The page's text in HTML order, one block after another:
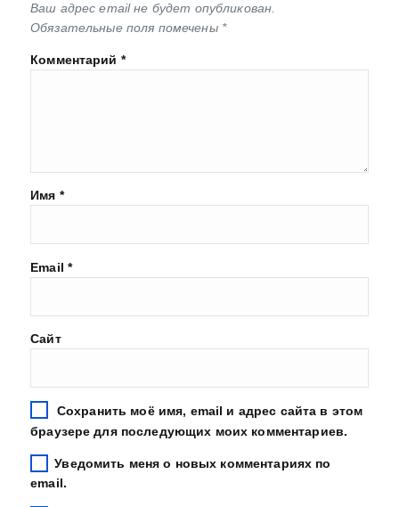
Ваш адрес email не будет опубликован.
Обязательные поля помечены *
Комментарий *
Имя *
Email *
Сайт
Сохранить моё имя, email и адрес сайта в этом
браузере для последующих моих комментариев.
Уведомить меня о новых комментариях по
email.